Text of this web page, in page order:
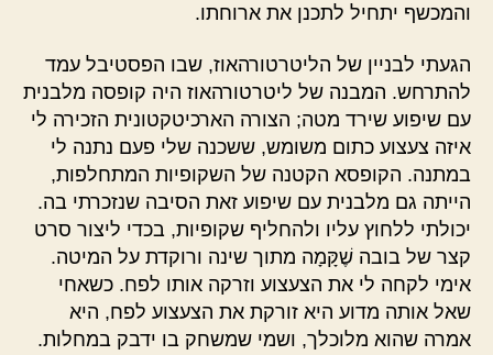
והמכשף יתחיל לתכנן את ארוחתו.
הגעתי לבניין של הליטרטורהאוז, שבו הפסטיבל עמד
להתרחש. המבנה של ליטרטורהאוז היה קופסה מלבנית
עם שיפוע שירד מטה; הצורה הארכיטקטונית הזכירה לי
איזה צעצוע כתום משומש, ששכנה שלי פעם נתנה לי
במתנה. הקופסא הקטנה של השקופיות המתחלפות,
הייתה גם מלבנית עם שיפוע זאת הסיבה שנזכרתי בה.
יכולתי ללחוץ עליו ולהחליף שקופיות, בכדי ליצור סרט
קצר של בובה שֶׁקָּמָה מתוך שינה ורוקדת על המיטה.
אימי לקחה לי את הצעצוע וזרקה אותו לפח. כשאחי
שאל אותה מדוע היא זורקת את הצעצוע לפח, היא
אמרה שהוא מלוכלך, ושמי שמשחק בו ידבק במחלות.